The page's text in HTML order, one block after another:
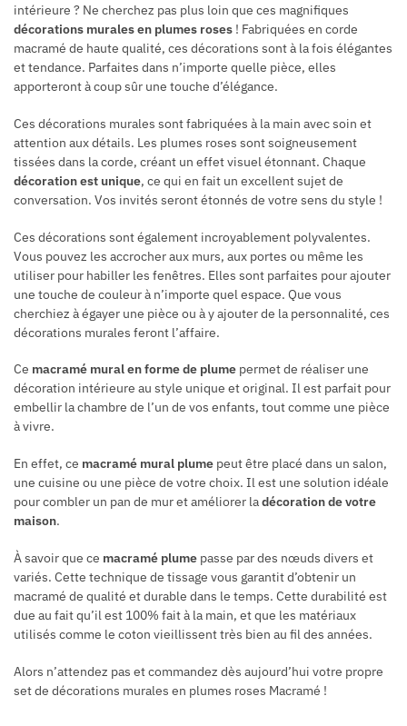
intérieure ? Ne cherchez pas plus loin que ces magnifiques
décorations murales en plumes roses ! Fabriquées en corde
macramé de haute qualité, ces décorations sont à la fois élégantes
et tendance. Parfaites dans n’importe quelle pièce, elles
apporteront à coup sûr une touche d’élégance.
Ces décorations murales sont fabriquées à la main avec soin et
attention aux détails. Les plumes roses sont soigneusement
tissées dans la corde, créant un effet visuel étonnant. Chaque
décoration est unique, ce qui en fait un excellent sujet de
conversation. Vos invités seront étonnés de votre sens du style !
Ces décorations sont également incroyablement polyvalentes.
Vous pouvez les accrocher aux murs, aux portes ou même les
utiliser pour habiller les fenêtres. Elles sont parfaites pour ajouter
une touche de couleur à n’importe quel espace. Que vous
cherchiez à égayer une pièce ou à y ajouter de la personnalité, ces
décorations murales feront l’affaire.
Ce macramé mural en forme de plume permet de réaliser une
décoration intérieure au style unique et original. Il est parfait pour
embellir la chambre de l’un de vos enfants, tout comme une pièce
à vivre.
En effet, ce macramé mural plume peut être placé dans un salon,
une cuisine ou une pièce de votre choix. Il est une solution idéale
pour combler un pan de mur et améliorer ladécoration de votre
maison.
Àsavoir que ce macramé plume passe par des nœuds divers et
variés. Cette technique de tissage vous garantit d’obtenir un
macramé de qualité et durable dans le temps. Cette durabilité est
due au fait qu’il est 100% fait à la main, et que les matériaux
utilisés comme le coton vieillissent très bien au fil des années.
Alors n’attendez pas et commandez dès aujourd’hui votre propre
set de décorations murales en plumes roses Macramé !